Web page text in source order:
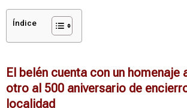
Índice
El belén cuenta con un homenaje
otro al 500 aniversario de
localidad